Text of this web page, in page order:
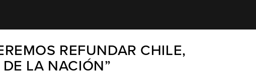
REFUNDAR CHILE,
LA NACIÓN”